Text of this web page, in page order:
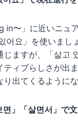
in〜」に近いニュ
어요」を使いまし
じますが、「살고
ティブらしさが出
出てくるようにな
면」「살면서」で